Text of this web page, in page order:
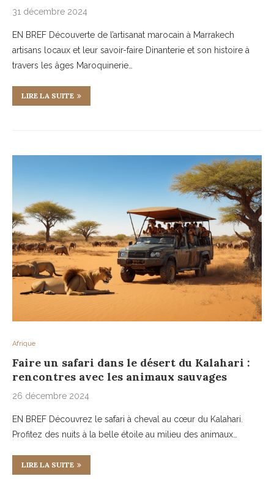
31 décembre 2024
EN BREF Découverte de l’artisanat marocain à Marrakech
artisans locaux et leur savoir-faire Dinanterie et son histoire à
travers les âges Maroquinerie…
LIRE LA SUITE
Afrique
Faire un safari dans le désert du Kalahari :
rencontres avec les animaux sauvages
26 décembre 2024
EN BREF Découvrez le safari à cheval au cœur du Kalahari.
Profitez des nuits à la belle étoile au milieu des animaux…
LIRE LA SUITE